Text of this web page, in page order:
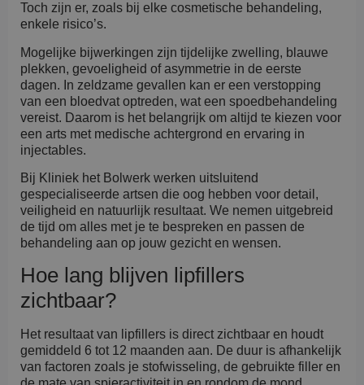
Toch zijn er, zoals bij elke cosmetische behandeling,
enkele risico’s.
Mogelijke bijwerkingen zijn tijdelijke zwelling, blauwe
plekken, gevoeligheid of asymmetrie in de eerste
dagen. In zeldzame gevallen kan er een verstopping
van een bloedvat optreden, wat een spoedbehandeling
vereist. Daarom is het belangrijk om altijd te kiezen voor
een arts met medische achtergrond en ervaring in
injectables.
Bij Kliniek het Bolwerk werken uitsluitend
gespecialiseerde artsen die oog hebben voor detail,
veiligheid en natuurlijk resultaat. We nemen uitgebreid
de tijd om alles met je te bespreken en passen de
behandeling aan op jouw gezicht en wensen.
Hoe lang blijven lipfillers
zichtbaar?
Het resultaat van lipfillers is direct zichtbaar en houdt
gemiddeld 6 tot 12 maanden aan. De duur is afhankelijk
van factoren zoals je stofwisseling, de gebruikte filler en